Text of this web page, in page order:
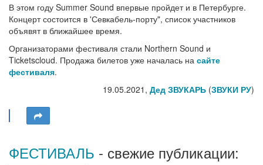
В этом году Summer Sound впервые пройдет и в Петербурге.
Концерт состоится в 'Севкабель-порту", список участников
объявят в ближайшее время.
Организаторами фестиваля стали Northern Sound и
Ticketscloud. Продажа билетов уже началась на сайте
фестиваля.
19.05.2021, Дед ЗВУКАРЬ (ЗВУКИ РУ)
ФЕСТИВАЛЬ - свежие публикации: